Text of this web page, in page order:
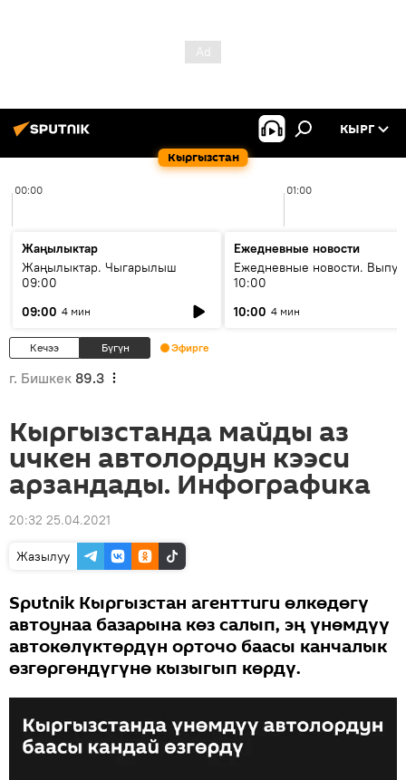
Кыргызстан
КЫРГ
00:00 01:00
Жаңылыктар
Жаңылыктар. Чыгарылыш
09:00
09:00 4 мин
Ежедневные новости
Ежедневные новости.
10:00
10:00 4 мин
Кечээ Бүгүн Эфирге
г. Бишкек 89.3
Кыргызстанда майды аз
ичкен автолордун кээси
арзандады. Инфографика
20:32 25.04.2021
Жазылуу
Sputnik Кыргызстан агенттиги өлкөдөгү
автоунаа базарына көз салып, эң үнөмдүү
автокөлүктөрдүн орточо баасы канчалык
өзгөргөндүгүнө кызыгып көрдү.